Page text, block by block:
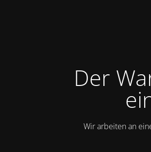
Der
Wir arbeiten an